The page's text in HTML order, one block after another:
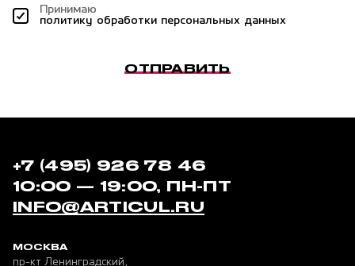
Принимаю
политику обработки персональных данных
ОТПРАВИТЬ
+7 (495) 926 78 46
10:00 — 19:00, ПН-ПТ
INFO@ARTICUL.RU
МОСКВА
пр-кт Ленинградский,